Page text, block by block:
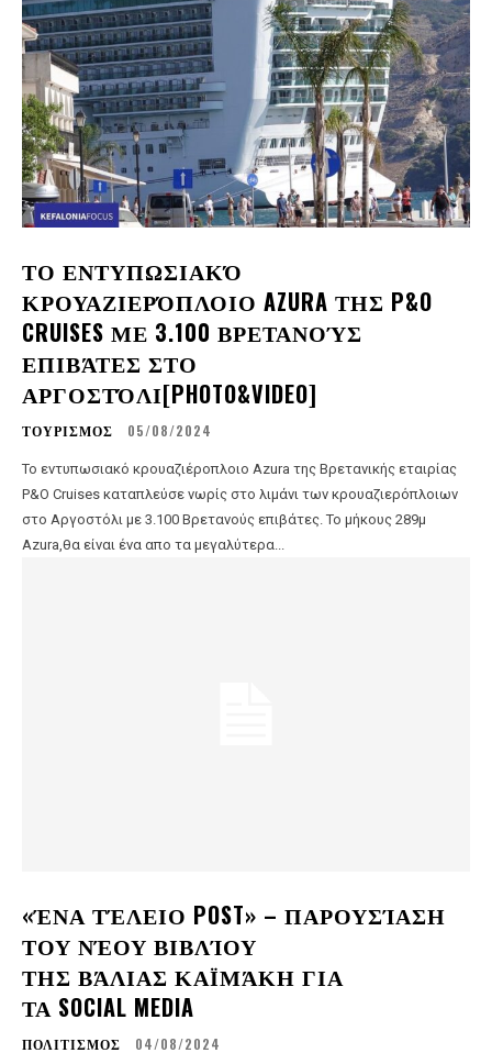
ΤΟ ΕΝΤΥΠΩΣΙΑΚΌ
ΚΡΟΥΑΖΙΕΡΌΠΛΟΙΟ AZURA ΤΗΣ P&O
CRUISES ΜΕ 3.100 ΒΡΕΤΑΝΟΎΣ
ΕΠΙΒΆΤΕΣ ΣΤΟ
ΑΡΓΟΣΤΌΛΙ[PHOTO&VIDEO]
ΤΟΥΡΙΣΜΟΣ 05/08/2024
Το εντυπωσιακό κρουαζιέροπλοιο Azura της Βρετανικής εταιρίας
P&O Cruises καταπλεύσε νωρίς στο λιμάνι των κρουαζιερόπλοιων
στο Αργοστόλι με 3.100 Βρετανούς επιβάτες. Το μήκους 289μ
Azura,θα είναι ένα απο τα μεγαλύτερα...
«ΈΝΑ ΤΈΛΕΙΟ POST» – ΠΑΡΟΥΣΊΑΣΗ
ΤΟΥ ΝΈΟΥ ΒΙΒΛΊΟΥ
ΤΗΣ ΒΆΛΙΑΣ ΚΑΪΜΆΚΗ ΓΙΑ
ΤΑ SOCIAL MEDIA
ΠΟΛΙΤΙΣΜΟΣ 04/08/2024